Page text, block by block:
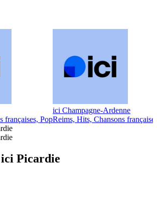
françaises, Pop
ici Champagne-Ardenne
Reims, Hits, Chansons
Picardie